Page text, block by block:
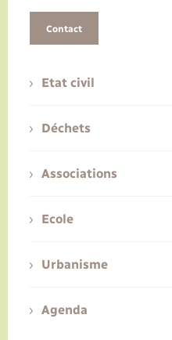
Contact
Etat civil
Déchets
Associations
Ecole
Urbanisme
Agenda